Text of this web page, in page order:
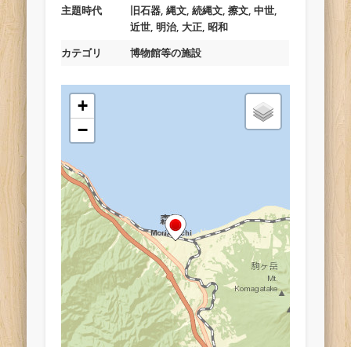
主題時代
旧石器, 縄文, 続縄文, 擦文, 中世,
近世, 明治, 大正, 昭和
カテゴリ
博物館等の施設